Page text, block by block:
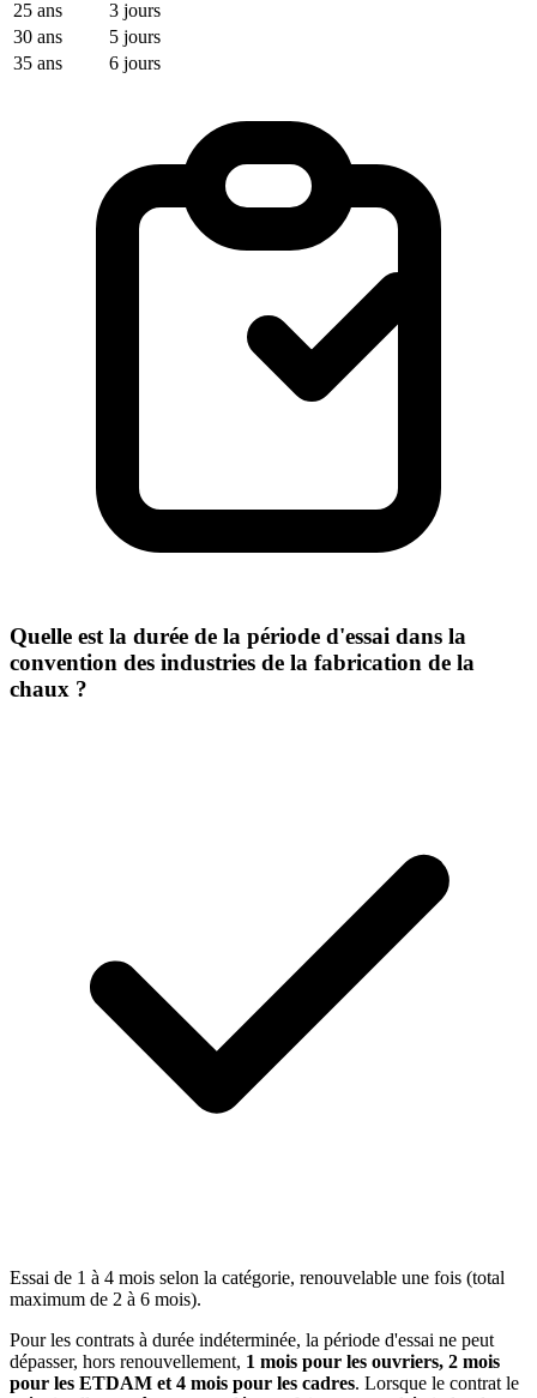
25 ans
3 jours
30 ans
5 jours
35 ans
6 jours
Quelle est la durée de la période d'essai dans la
convention des industries de la fabrication de la
chaux ?
Essai de 1 à 4 mois selon la catégorie, renouvelable une fois (total
maximum de 2 à 6 mois).
Pour les contrats à durée indéterminée, la période d'essai ne peut
dépasser, hors renouvellement, 1 mois pour les ouvriers, 2 mois
pour les ETDAM et 4 mois pour les cadres. Lorsque le contrat le